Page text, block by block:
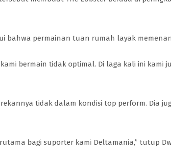
bahwa permainan tuan rumah layak
bermain tidak optimal. Di laga kali ini kami
tidak dalam kondisi top perform. Dia
bagi suporter kami Deltamania,” tutup